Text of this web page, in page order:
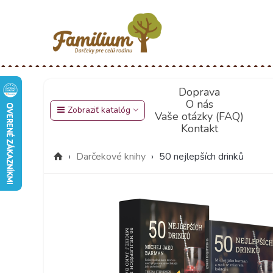
Zobraziť katalóg
Doprava
O nás
Vaše otázky (FAQ)
Kontakt
› Darčekové knihy › 50 nejlepších drinků